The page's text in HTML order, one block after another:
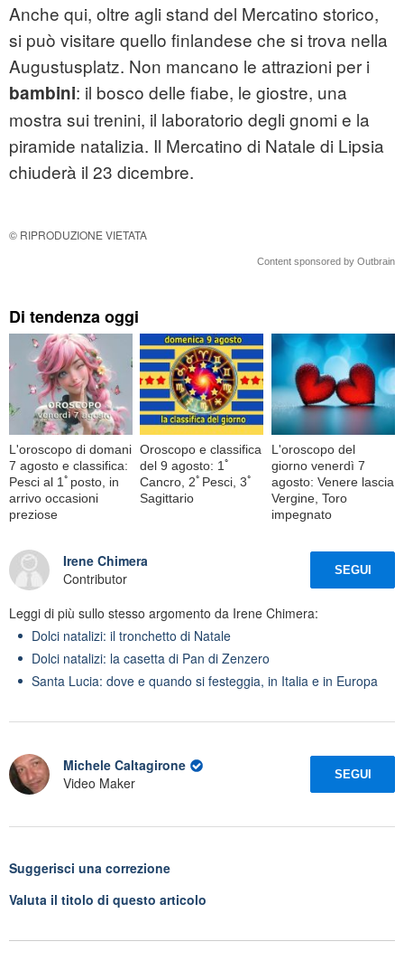
Anche qui, oltre agli stand del Mercatino storico,
si può visitare quello finlandese che si trova nella
Augustusplatz. Non mancano le attrazioni per i
bambini: il bosco delle fiabe, le giostre, una
mostra sui trenini, il laboratorio degli gnomi e la
piramide natalizia. Il Mercatino di Natale di Lipsia
chiuderà il 23 dicembre.
© RIPRODUZIONE VIETATA
Content sponsored by Outbrain
Di tendenza oggi
L'oroscopo di domani
7 agosto e classifica:
Pesci al 1ﾟposto, in
arrivo occasioni
preziose
Oroscopo e classifica
del 9 agosto: 1ﾟ
Cancro, 2ﾟPesci, 3ﾟ
Sagittario
L'oroscopo del
giorno venerdì 7
agosto: Venere lascia
Vergine, Toro
impegnato
Irene Chimera
Contributor
SEGUI
Leggi di più sullo stesso argomento da Irene Chimera:
Dolci natalizi: il tronchetto di Natale
Dolci natalizi: la casetta di Pan di Zenzero
Santa Lucia: dove e quando si festeggia, in Italia e in Europa
Michele Caltagirone
Video Maker
SEGUI
Suggerisci una correzione
Valuta il titolo di questo articolo